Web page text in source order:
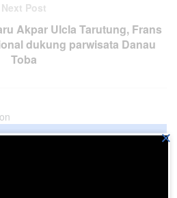
Next Post
Akpar Ulcla Tarutung, Frans
dukung parwisata Danau
Toba
×